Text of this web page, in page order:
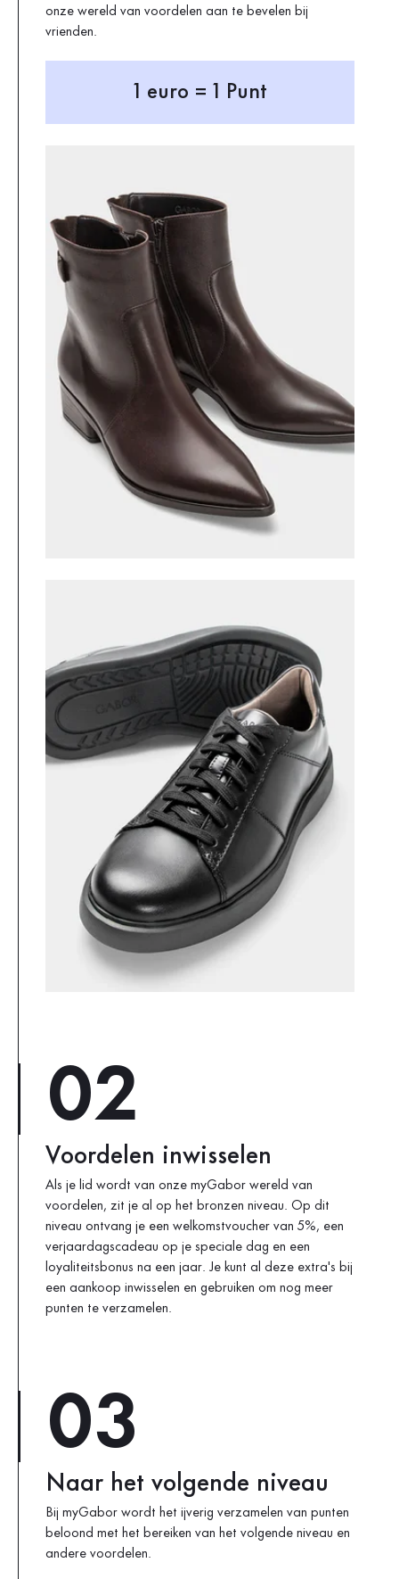
onze wereld van voordelen aan te bevelen bij
vrienden.
1 euro = 1 Punt
02
Voordelen inwisselen
Als je lid wordt van onze myGabor wereld van
voordelen, zit je al op het bronzen niveau. Op dit
niveau ontvang je een welkomstvoucher van 5%, een
verjaardagscadeau op je speciale dag en een
loyaliteitsbonus na een jaar. Je kunt al deze extra's bij
een aankoop inwisselen en gebruiken om nog meer
punten te verzamelen.
03
Naar het volgende niveau
Bij myGabor wordt het ijverig verzamelen van punten
beloond met het bereiken van het volgende niveau en
andere voordelen.